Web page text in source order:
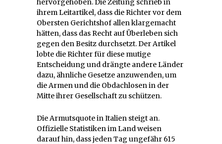
hervorgehoben. Die Zeitung schrieb in
ihrem Leitartikel, dass die Richter vor dem
Obersten Gerichtshof allen klargemacht
hätten, dass das Recht auf Überleben sich
gegen den Besitz durchsetzt. Der Artikel
lobte die Richter für diese mutige
Entscheidung und drängte andere Länder
dazu, ähnliche Gesetze anzuwenden, um
die Armen und die Obdachlosen in der
Mitte ihrer Gesellschaft zu schützen.
Die Armutsquote in Italien steigt an.
Offizielle Statistiken im Land weisen
darauf hin, dass jeden Tag ungefähr 615